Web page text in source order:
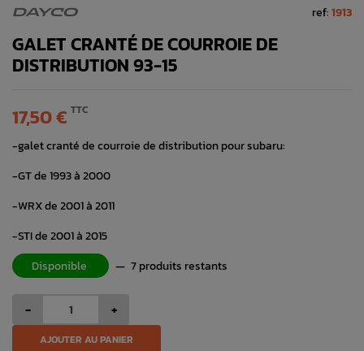
DAYCO ref:1913
GALET CRANTÉ DE COURROIE DE
DISTRIBUTION 93-15
17,50 € TTC
-galet cranté de courroie de distribution pour subaru:
-GT de 1993 à 2000
-WRX de 2001 à 2011
-STI de 2001 à 2015
Disponible
— 7 produits restants
- +
AJOUTER AU PANIER